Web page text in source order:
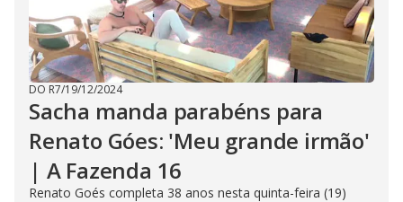
DO R7/19/12/2024
Sacha manda parabéns para
Renato Góes: 'Meu grande irmão'
| A Fazenda 16
Renato Goés completa 38 anos nesta quinta-feira (19)